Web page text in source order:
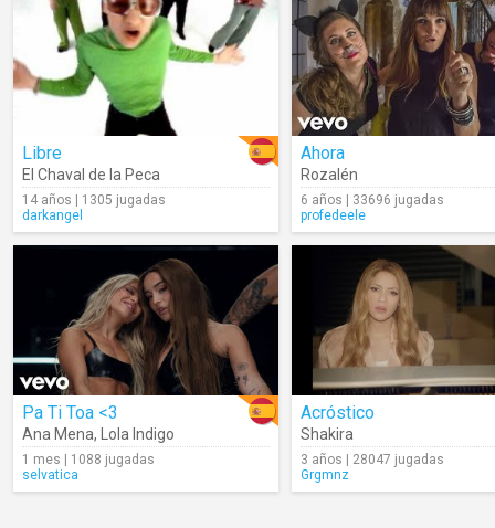
Libre
El Chaval de la Peca
14 años | 1305 jugadas
darkangel
Ahora
Rozalén
6 años | 33696 jugadas
profedeele
Pa Ti Toa <3
Ana Mena, Lola Indigo
1 mes | 1088 jugadas
selvatica
Acróstico
Shakira
3 años | 28047 jugadas
Grgmnz